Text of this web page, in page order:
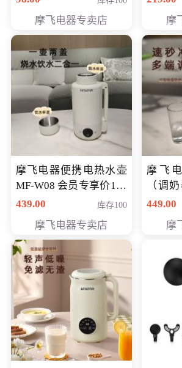
摩飞电器专卖店 摩
摩飞电器便携电热水壶
MF-W08 会员专享价198
元
439.00 库存100
摩飞电器专卖店
摩飞
（调
专享价
449.00
摩